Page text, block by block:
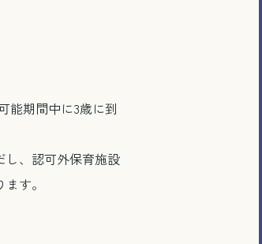
能期間中に3歳に到
し、認可外保育施設
す。